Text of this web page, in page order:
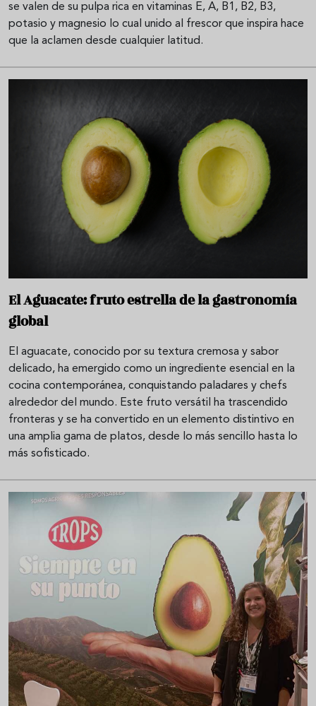
se valen de su pulpa rica en vitaminas E, A, B1, B2, B3,
potasio y magnesio lo cual unido al frescor que inspira hace
que la aclamen desde cualquier latitud.
El Aguacate: fruto estrella de la gastronomía
global
El aguacate, conocido por su textura cremosa y sabor
delicado, ha emergido como un ingrediente esencial en la
cocina contemporánea, conquistando paladares y chefs
alrededor del mundo. Este fruto versátil ha trascendido
fronteras y se ha convertido en un elemento distintivo en
una amplia gama de platos, desde lo más sencillo hasta lo
más sofisticado.